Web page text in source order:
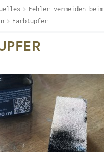
Fehler vermeiden beim
Farbtupfer